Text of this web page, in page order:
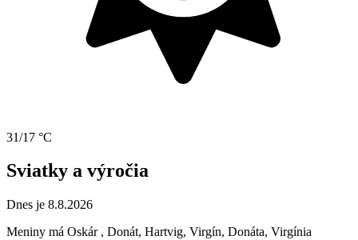
31/17 °C
Sviatky a výročia
Dnes je 8.8.2026
Meniny má Oskár , Donát, Hartvig, Virgín, Donáta, Virgínia